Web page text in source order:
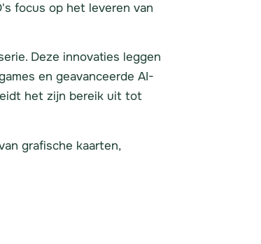
focus op het leveren van
Deze innovaties leggen
en geavanceerde AI-
het zijn bereik uit tot
grafische kaarten,